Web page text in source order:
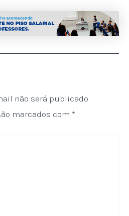
não será publicado.
marcados com *